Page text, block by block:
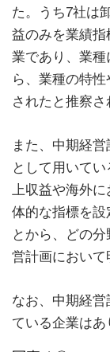
た。うち7社は
益のみを業績
業であり、業
ら、業種の特
されたと推察さ
また、中期経
として用いて
上収益や海外
体的な指標を
とから、どの
営計画において
なお、中期経
ている企業は